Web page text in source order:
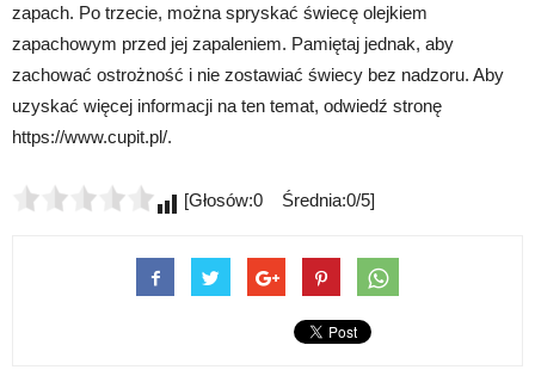
zapach. Po trzecie, można spryskać świecę olejkiem
zapachowym przed jej zapaleniem. Pamiętaj jednak, aby
zachować ostrożność i nie zostawiać świecy bez nadzoru. Aby
uzyskać więcej informacji na ten temat, odwiedź stronę
https://www.cupit.pl/.
[Głosów:0 Średnia:0/5]